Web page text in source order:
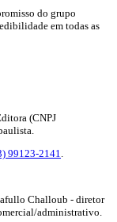
do grupo
em todas as
(CNPJ
99123-2141
Challoub - diretor
administrativo.